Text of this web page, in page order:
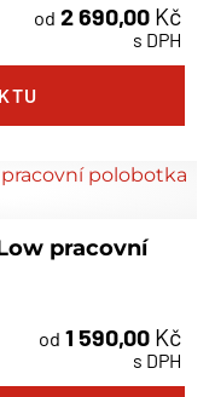
od 2 690,00 Kč
s DPH
pracovní
od 1 590,00 Kč
s DPH